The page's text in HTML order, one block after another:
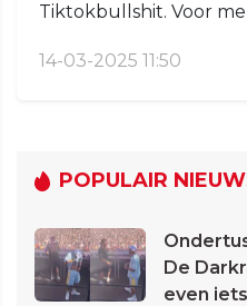
Tiktokbullshit. Voor
14-03-2025 11:50
POPULAIR
De
even